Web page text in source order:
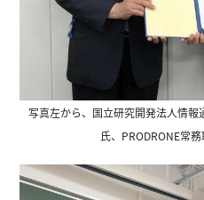
写真左から、国立研究開発法人情
氏、PRODRONE常